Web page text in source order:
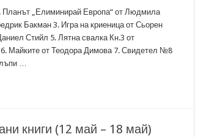
„Елиминирай Европа“ от Людмила
Бакман 3. Игра на криеница от Сьорен
Стийл 5. Лятна свалка Кн.3 от
Майките от Теодора Димова 7. Свидетел №8
…
книги (12 май – 18 май)